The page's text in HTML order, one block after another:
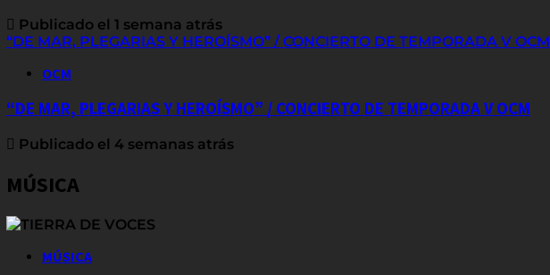
Publicado el 1 semana atrás
“DE MAR, PLEGARIAS Y HEROÍSMO” / CONCIERTO DE TEMPORADA V OCM
OCM
“DE MAR, PLEGARIAS Y HEROÍSMO” / CONCIERTO DE TEMPORADA V OCM
Publicado el 4 semanas atrás
MÚSICA
MÚSICA